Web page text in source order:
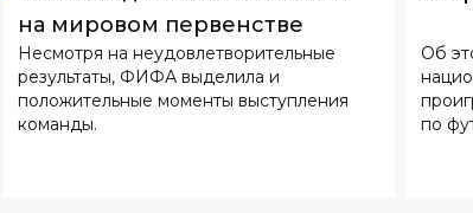
положительные моменты выступления
команды.